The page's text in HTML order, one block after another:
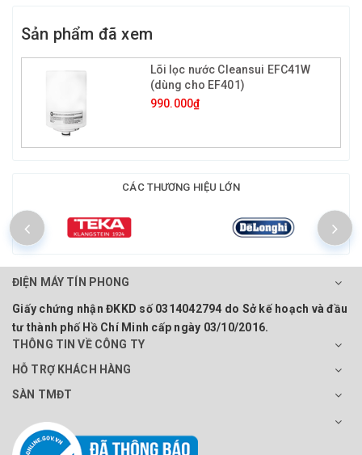
Sản phẩm đã xem
Lõi lọc nước Cleansui EFC41W
(dùng cho EF401)
990.000₫
CÁC THƯƠNG HIỆU LỚN
ĐIỆN MÁY TÍN PHONG
Giấy chứng nhận ĐKKD số 0314042794 do Sở kế hoạch và đầu
tư thành phố Hồ Chí Minh cấp ngày 03/10/2016.
THÔNG TIN VỀ CÔNG TY
HỖ TRỢ KHÁCH HÀNG
SÀN TMĐT